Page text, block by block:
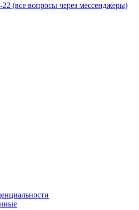
(все вопросы через мессенджеры)